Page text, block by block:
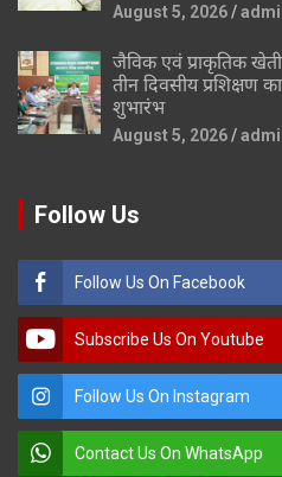
August 5, 2026
जैविक एवं प्राकृतिक
तीन दिवसीय
शुभारंभ
August 5, 2026
Follow Us
Follow Us On Facebook
Subscribe Us On Youtube
Follow Us On Instagram
Contact Us On WhatsApp